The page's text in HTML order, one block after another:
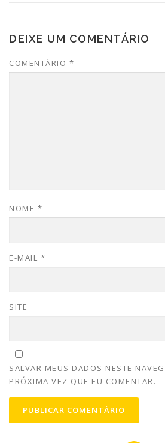
DEIXE UM COMENTÁRIO
COMENTÁRIO *
NOME *
E-MAIL *
SITE
SALVAR MEUS DADOS NESTE
PRÓXIMA VEZ QUE EU COMENTAR.